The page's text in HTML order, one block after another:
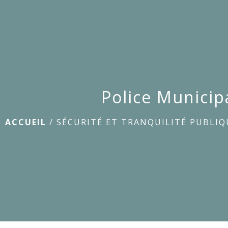
Police
ACCUEIL / SÉCURITÉ ET TRANQUILITÉ